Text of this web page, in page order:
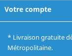
Votre compte
* Livraison gratuite
Métropolitaine.